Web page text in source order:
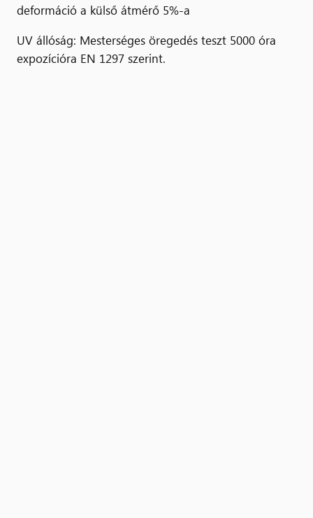
deformáció a külső átmérő 5%-a
UV állóság: Mesterséges öregedés teszt 5000 óra
expozícióra EN 1297 szerint.